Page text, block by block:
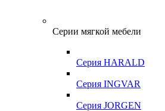
Серии мягкой мебели
Серия HARALD
Серия INGVAR
Серия JORGEN